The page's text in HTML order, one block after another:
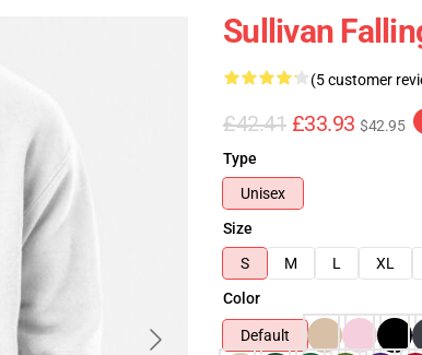
Sullivan
(5 customer
£42.41 £33.93 $42.95
Type
Unisex
Size
S
M L XL
Color
Default